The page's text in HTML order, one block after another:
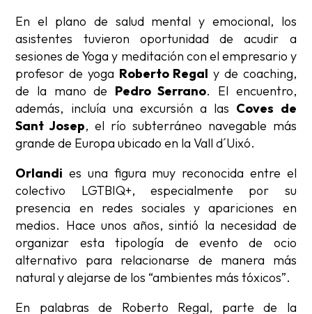
En el plano de salud mental y emocional, los
asistentes tuvieron oportunidad de acudir a
sesiones de Yoga y meditación con el empresario y
profesor de yoga Roberto Regal y de coaching,
de la mano de Pedro Serrano. El encuentro,
además, incluía una excursión a las Coves de
Sant Josep, el río subterráneo navegable más
grande de Europa ubicado en la Vall d´Uixó.
Orlandi es una figura muy reconocida entre el
colectivo LGTBIQ+, especialmente por su
presencia en redes sociales y apariciones en
medios. Hace unos años, sintió la necesidad de
organizar esta tipología de evento de ocio
alternativo para relacionarse de manera más
natural y alejarse de los “ambientes más tóxicos”.
En palabras de Roberto Regal, parte de la